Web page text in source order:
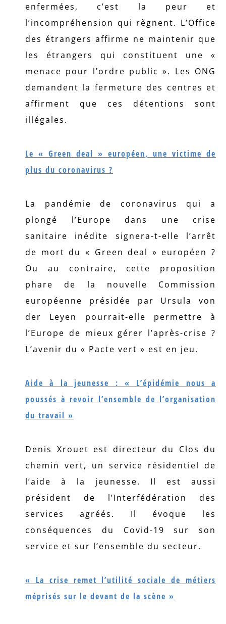
enfermées, c’est la peur et
l’incompréhension qui règnent. L’Office
des étrangers affirme ne maintenir que
les étrangers qui constituent une «
menace pour l’ordre public ». Les ONG
demandent la fermeture des centres et
affirment que ces détentions sont
illégales.
Le « Green deal » européen, une victime de
plus du coronavirus ?
La pandémie de coronavirus qui a
plongé l’Europe dans une crise
sanitaire inédite signera-t-elle l’arrêt
de mort du « Green deal » européen ?
Ou au contraire, cette proposition
phare de la nouvelle Commission
européenne présidée par Ursula von
der Leyen pourrait-elle permettre à
l’Europe de mieux gérer l’après-crise ?
L’avenir du « Pacte vert » est en jeu.
Aide à la jeunesse : « L’épidémie nous a
poussés à revoir l’ensemble de l’organisation
du travail »
Denis Xrouet est directeur du Clos du
chemin vert, un service résidentiel de
l’aide à la jeunesse. Il est aussi
président de l’Interfédération des
services agréés. Il évoque les
conséquences du Covid-19 sur son
service et sur l’ensemble du secteur.
« La crise remet l’utilité sociale de métiers
méprisés sur le devant de la scène »